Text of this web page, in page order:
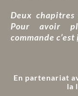
Deux
Pour avoir
commande c’est
En partenariat
la